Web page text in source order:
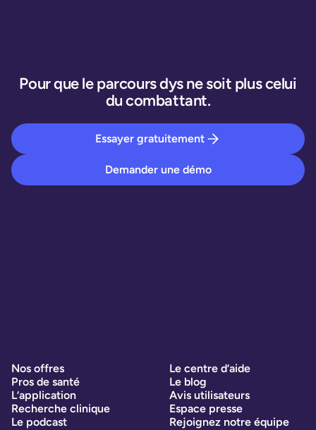
Pour que le parcours dys ne soit plus celui
du combattant.
Essayer gratuitement
Demander une démo
Nos offres
Pros de santé
L’application
Recherche clinique
Le podcast
Le centre d’aide
Le blog
Avis utilisateurs
Espace presse
Rejoignez notre équipe